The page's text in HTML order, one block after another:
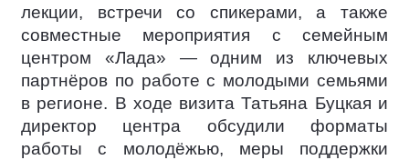
лекции, встречи со спикерами, а также
совместные мероприятия с семейным
центром «Лада» — одним из ключевых
партнёров по работе с молодыми семьями
в регионе. В ходе визита Татьяна Буцкая и
директор центра обсудили форматы
работы с молодёжью, меры поддержки